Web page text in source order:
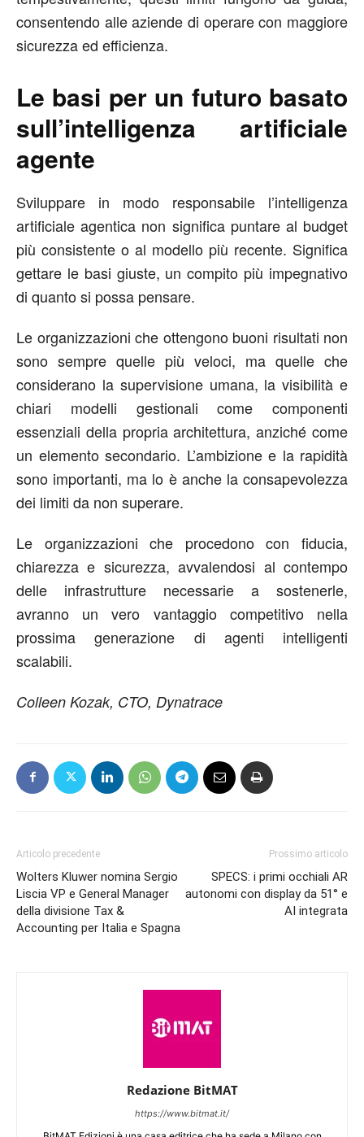
consentendo alle aziende di operare con maggiore
sicurezza ed efficienza.
Le basi per un futuro basato
sull’intelligenza artificiale
agente
Sviluppare in modo responsabile l’intelligenza
artificiale agentica non significa puntare al budget
più consistente o al modello più recente. Significa
gettare le basi giuste, un compito più impegnativo
di quanto si possa pensare.
Le organizzazioni che ottengono buoni risultati non
sono sempre quelle più veloci, ma quelle che
considerano la supervisione umana, la visibilità e
chiari modelli gestionali come componenti
essenziali della propria architettura, anziché come
un elemento secondario. L’ambizione e la rapidità
sono importanti, ma lo è anche la consapevolezza
dei limiti da non superare.
Le organizzazioni che procedono con fiducia,
chiarezza e sicurezza, avvalendosi al contempo
delle infrastrutture necessarie a sostenerle,
avranno un vero vantaggio competitivo nella
prossima generazione di agenti intelligenti
scalabili.
Colleen Kozak, CTO, Dynatrace
Articolo precedente
Wolters Kluwer nomina Sergio
Liscia VP e General Manager
della divisione Tax &
Accounting per Italia e Spagna
Prossimo articolo
SPECS: i primi occhiali AR
autonomi con display da 51° e
AI integrata
Redazione BitMAT
https://www.bitmat.it/